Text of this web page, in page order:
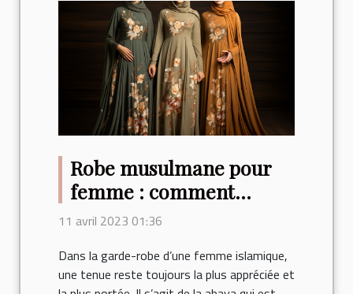
Robe musulmane pour
femme : comment
choisir la abaya tendance
11 avril 2023 01:36
Dans la garde-robe d’une femme islamique,
une tenue reste toujours la plus appréciée et